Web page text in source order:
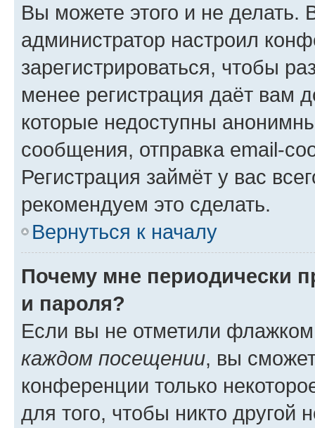
Вы можете этого и не делать.
администратор настроил
зарегистрироваться, чтобы
менее регистрация даёт вам
которые недоступны
сообщения, отправка email-
Регистрация займёт у вас
рекомендуем это сделать.
Вернуться к началу
Почему мне периодически
и пароля?
Если вы не отметили
каждом посещении, вы
конференции только
для того, чтобы никто другой